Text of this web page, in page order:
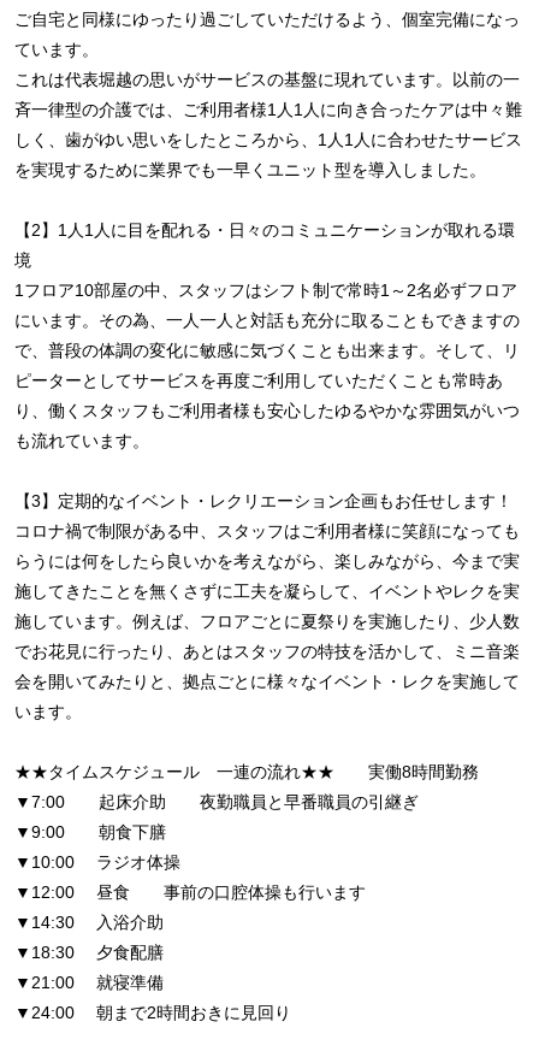
ご自宅と同様にゆったり過ごしていただけるよう、個室完備になっ
ています。
これは代表堀越の思いがサービスの基盤に現れています。以前の一
斉一律型の介護では、ご利用者様1人1人に向き合ったケアは中々難
しく、歯がゆい思いをしたところから、1人1人に合わせたサービス
を実現するために業界でも一早くユニット型を導入しました。
【2】1人1人に目を配れる・日々のコミュニケーションが取れる環
境
1フロア10部屋の中、スタッフはシフト制で常時1～2名必ずフロア
にいます。その為、一人一人と対話も充分に取ることもできますの
で、普段の体調の変化に敏感に気づくことも出来ます。そして、リ
ピーターとしてサービスを再度ご利用していただくことも常時あ
り、働くスタッフもご利用者様も安心したゆるやかな雰囲気がいつ
も流れています。
【3】定期的なイベント・レクリエーション企画もお任せします！
コロナ禍で制限がある中、スタッフはご利用者様に笑顔になっても
らうには何をしたら良いかを考えながら、楽しみながら、今まで実
施してきたことを無くさずに工夫を凝らして、イベントやレクを実
施しています。例えば、フロアごとに夏祭りを実施したり、少人数
でお花見に行ったり、あとはスタッフの特技を活かして、ミニ音楽
会を開いてみたりと、拠点ごとに様々なイベント・レクを実施して
います。
★★タイムスケジュール 一連の流れ★★ 実働8時間勤務
▼7:00 起床介助 夜勤職員と早番職員の引継ぎ
▼9:00 朝食下膳
▼10:00 ラジオ体操
▼12:00 昼食 事前の口腔体操も行います
▼14:30 入浴介助
▼18:30 夕食配膳
▼21:00 就寝準備
▼24:00 朝まで2時間おきに見回り